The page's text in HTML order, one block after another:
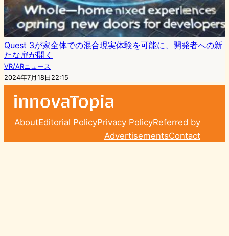
Quest 3が家全体での混合現実体験を可能に、開発者への新
たな扉が開く
VR/ARニュース
2024年7月18日22:15
AboutEditorial PolicyPrivacy PolicyReferred by
AdvertisementsContact